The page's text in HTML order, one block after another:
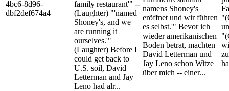
4bc6-8d96-
dbf2def674a4
family restaurant'" --
(Laughter) "'named
Shoney's, and we
are running it
ourselves.'"
(Laughter) Before I
could get back to
U.S. soil, David
Letterman and Jay
Leno had alr...
namens Shoney's
eröffnet und wir führen
es selbst.'" Bevor ich
wieder amerikanischen
Boden betrat, machten
David Letterman und
Jay Leno schon Witze
über mich -- einer...